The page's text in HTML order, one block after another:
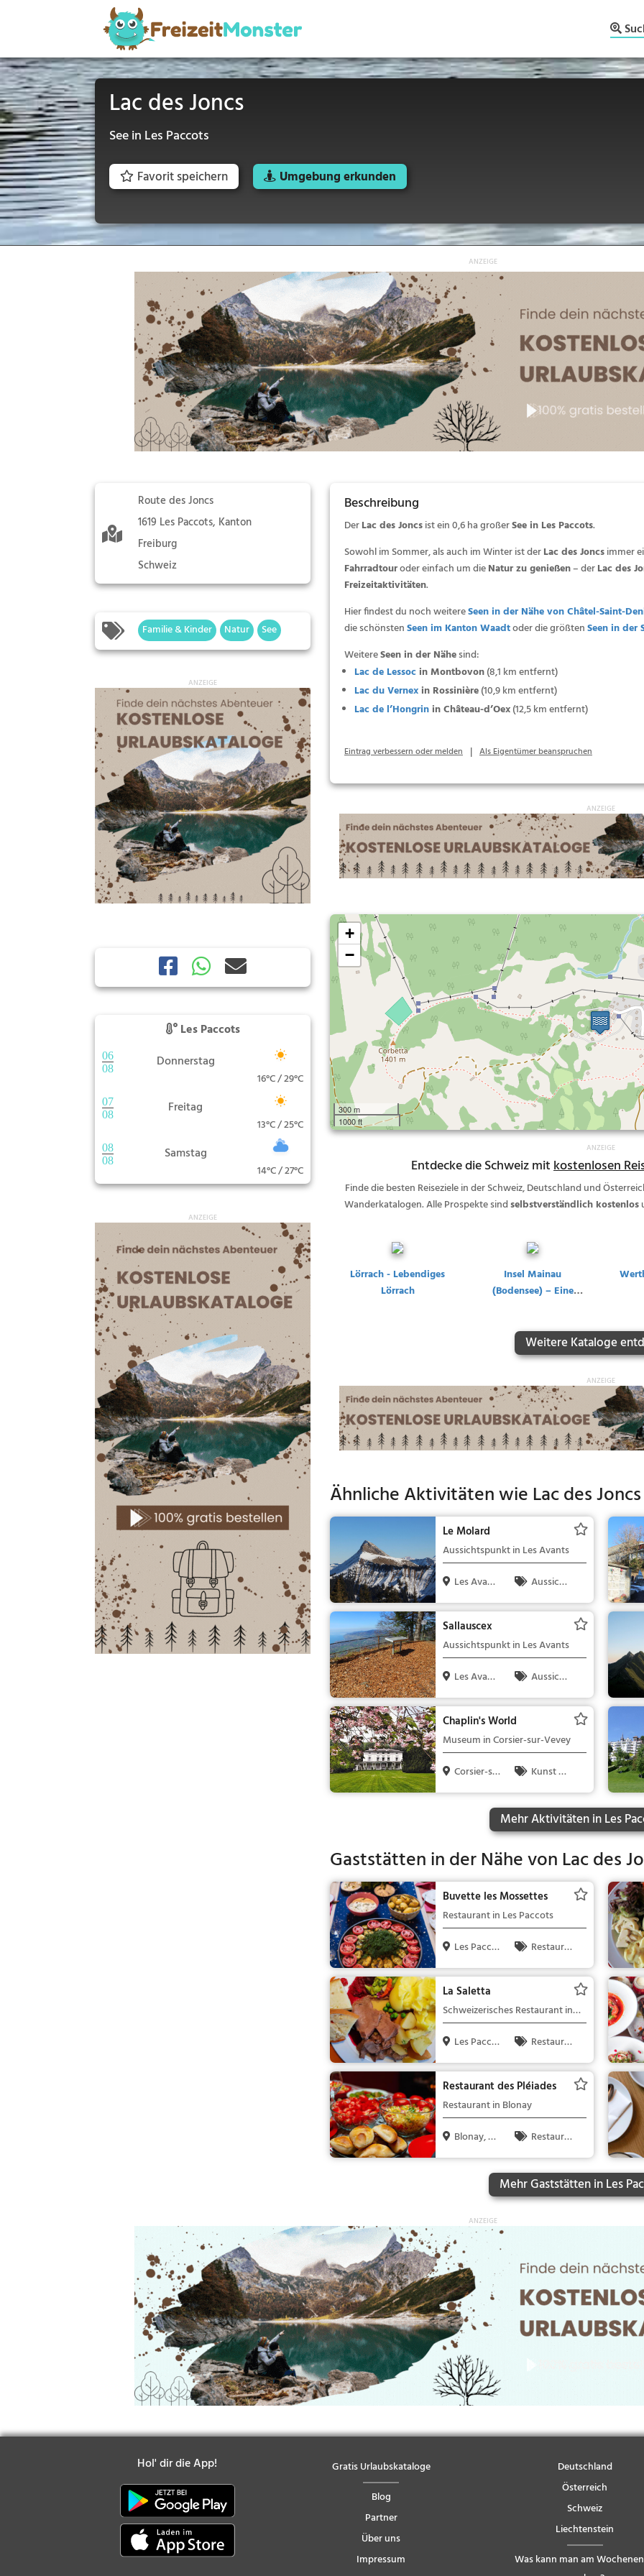
Lac des Joncs
See in Les Paccots
Favorit speichern Umgebung erkunden
Route des Joncs
1619 Les Paccots, Kanton
Freiburg
Schweiz
Familie & Kinder Natur See
Les Paccots
06
08
Donnerstag
16°C / 29°C
07
08
Freitag
13°C / 25°C
08
08
Samstag
14°C / 27°C
Beschreibung
DerLac des Joncsist ein0,6 ha großerSee in Les Paccots.
Sowohl im Sommer, als auch im Winter ist derLac des Joncsimmer
Fahrradtouroder einfach um dieNatur zu genießen– derLac des
Freizeitaktivitäten.
Hier findest du noch weitereSeen in der Nähe von Châtel-Saint-
die schönstenSeen im Kanton Waadtoder die größtenSeen in der
WeitereSeen in der Nähesind:
Lac de Lessoc in Montbovon(8,1 km entfernt)
Lac du Vernex in Rossinière(10,9 km entfernt)
Lac de l’Hongrin in Château-d’Oex(12,5 km entfernt)
Eintrag verbessern oder melden | Als Eigentümer beanspruchen
+
−
300 m
1000 ft
Entdecke die Schweiz mitkostenlosen
Finde die besten Reiseziele in der Schweiz, Deutschland und
Wanderkatalogen. Alle Prospekte sindselbstverständlich kostenlos
Lörrach - Lebendiges
Lörrach
Insel Mainau
(Bodensee) – Eine
Weitere Kataloge
Ähnliche Aktivitäten wieLac des Joncs
Le Molard
Aussichtspunkt in Les Avants
Les Avant
s, Schweiz
Aussicht
spunkt, Famil
ie & Kinder,
Sallauscex
Aussichtspunkt in Les Avants
Les Avant
s, Schweiz
Aussicht
spunkt, Famil
ie & Kinder,
Natur
Chaplin's World
Museum in Corsier-sur-Vevey
Corsier-su
r-Vevey, S...
Kunst &
Museen
Mehr Aktivitäten in Les
Gaststätten in der Nähe vonLac des
Buvette les Mossettes
Restaurant in Les Paccots
Les Pacco
ts, Schweiz
Restaura
nt, Abendess
en, Mittagess
La Saletta
Schweizerisches Restaurant in
Les Paccots
Les Pacco
ts, Schweiz
Restaura
nt, Schweizer
isch, Regiona
lküche, Mitta
gessen, Aben
Restaurant des Pléiades
Restaurant in Blonay
Blonay, Sc
hweiz
Restaura
nt, Abendess
en, Mittagess
en
Mehr Gaststätten in Les
Hol' dir die App!
Gratis Urlaubskataloge
Blog
Partner
Über uns
Impressum
Deutschland
Österreich
Schweiz
Liechtenstein
Was kann man am